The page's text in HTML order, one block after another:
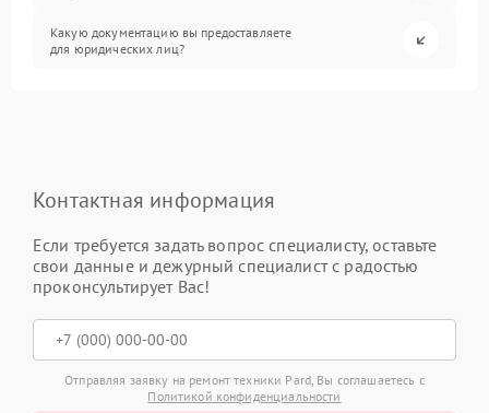
Какую документацию вы предоставляете
для юридических лиц?
Контактная информация
Если требуется задать вопрос специалисту, оставьте
свои данные и дежурный специалист с радостью
проконсультирует Вас!
Отправляя заявку на ремонт техники Pard, Вы соглашаетесь с
Политикой конфиденциальности